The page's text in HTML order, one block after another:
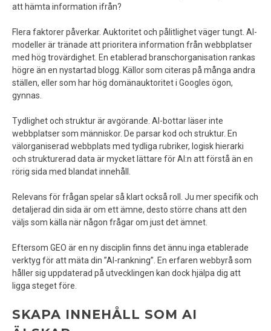
att hämta information ifrån?
Flera faktorer påverkar. Auktoritet och pålitlighet väger tungt. AI-
modeller är tränade att prioritera information från webbplatser
med hög trovärdighet. En etablerad branschorganisation rankas
högre än en nystartad blogg. Källor som citeras på många andra
ställen, eller som har hög domänauktoritet i Googles ögon,
gynnas.
Tydlighet och struktur är avgörande. AI-bottar läser inte
webbplatser som människor. De parsar kod och struktur. En
välorganiserad webbplats med tydliga rubriker, logisk hierarki
och strukturerad data är mycket lättare för AI:n att förstå än en
rörig sida med blandat innehåll.
Relevans för frågan spelar så klart också roll. Ju mer specifik och
detaljerad din sida är om ett ämne, desto större chans att den
väljs som källa när någon frågar om just det ämnet.
Eftersom GEO är en ny disciplin finns det ännu inga etablerade
verktyg för att mäta din ”AI-rankning”. En erfaren webbyrå som
håller sig uppdaterad på utvecklingen kan dock hjälpa dig att
ligga steget före.
SKAPA INNEHÅLL SOM AI